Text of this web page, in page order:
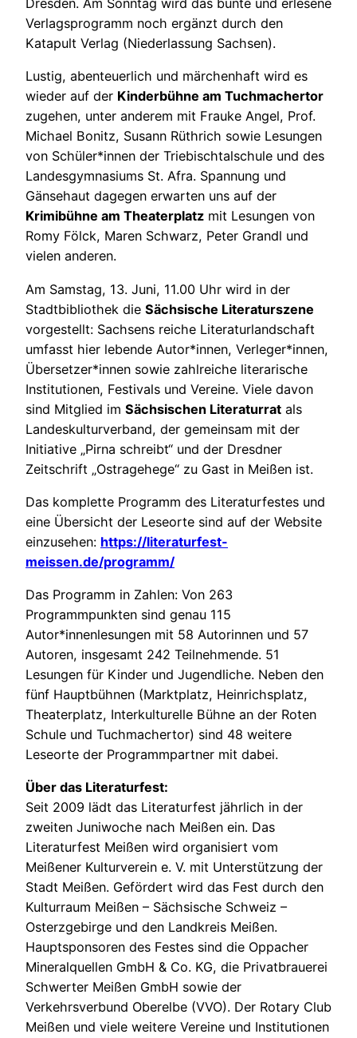
Dresden. Am Sonntag wird das bunte und erlesene
Verlagsprogramm noch ergänzt durch den
Katapult Verlag (Niederlassung Sachsen).
Lustig, abenteuerlich und märchenhaft wird es
wieder auf der Kinderbühne am Tuchmachertor
zugehen, unter anderem mit Frauke Angel, Prof.
Michael Bonitz, Susann Rüthrich sowie Lesungen
von Schüler*innen der Triebischtalschule und des
Landesgymnasiums St. Afra. Spannung und
Gänsehaut dagegen erwarten uns auf der
Krimibühne am Theaterplatz mit Lesungen von
Romy Fölck, Maren Schwarz, Peter Grandl und
vielen anderen.
Am Samstag, 13. Juni, 11.00 Uhr wird in der
Stadtbibliothek die Sächsische Literaturszene
vorgestellt: Sachsens reiche Literaturlandschaft
umfasst hier lebende Autor*innen, Verleger*innen,
Übersetzer*innen sowie zahlreiche literarische
Institutionen, Festivals und Vereine. Viele davon
sind Mitglied im Sächsischen Literaturrat als
Landeskulturverband, der gemeinsam mit der
Initiative „Pirna schreibt“ und der Dresdner
Zeitschrift „Ostragehege“ zu Gast in Meißen ist.
Das komplette Programm des Literaturfestes und
eine Übersicht der Leseorte sind auf der Website
einzusehen: https://literaturfest-
meissen.de/programm/
Das Programm in Zahlen: Von 263
Programmpunkten sind genau 115
Autor*innenlesungen mit 58 Autorinnen und 57
Autoren, insgesamt 242 Teilnehmende. 51
Lesungen für Kinder und Jugendliche. Neben den
fünf Hauptbühnen (Marktplatz, Heinrichsplatz,
Theaterplatz, Interkulturelle Bühne an der Roten
Schule und Tuchmachertor) sind 48 weitere
Leseorte der Programmpartner mit dabei.
Über das Literaturfest:
Seit 2009 lädt das Literaturfest jährlich in der
zweiten Juniwoche nach Meißen ein. Das
Literaturfest Meißen wird organisiert vom
Meißener Kulturverein e. V. mit Unterstützung der
Stadt Meißen. Gefördert wird das Fest durch den
Kulturraum Meißen – Sächsische Schweiz –
Osterzgebirge und den Landkreis Meißen.
Hauptsponsoren des Festes sind die Oppacher
Mineralquellen GmbH & Co. KG, die Privatbrauerei
Schwerter Meißen GmbH sowie der
Verkehrsverbund Oberelbe (VVO). Der Rotary Club
Meißen und viele weitere Vereine und Institutionen